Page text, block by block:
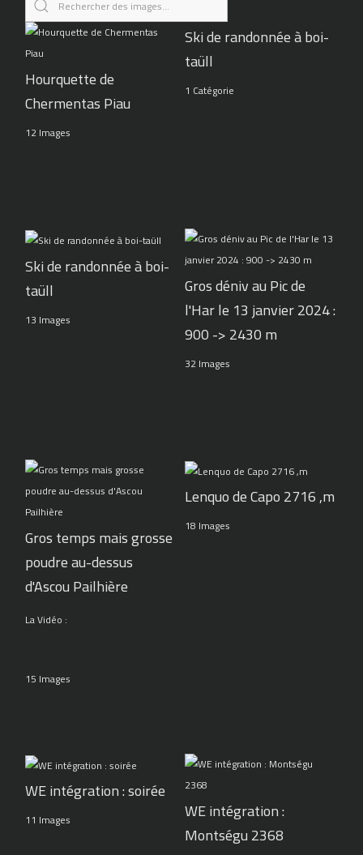
Hourquette de
Chermentas Piau
12 Images
Ski de randonnée à boi-
taüll
1 Catégorie
Ski de randonnée à boi-
taüll
13 Images
Gros déniv au Pic de
l'Har le 13 janvier 2024 :
900 -> 2430 m
32 Images
Gros temps mais grosse
poudre au-dessus
d'Ascou Pailhière
La Vidéo :
15 Images
Lenquo de Capo 2716 ,m
18 Images
WE intégration : soirée
11 Images
WE intégration :
Montségu 2368